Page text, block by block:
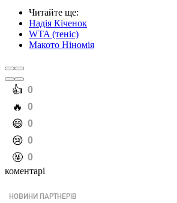
Читайте ще:
Надія Кіченок
WTA (теніс)
Макото Ніномія
️👍 0
️🔥 0
️😄 0
️😢 0
️🤬 0
коментарі